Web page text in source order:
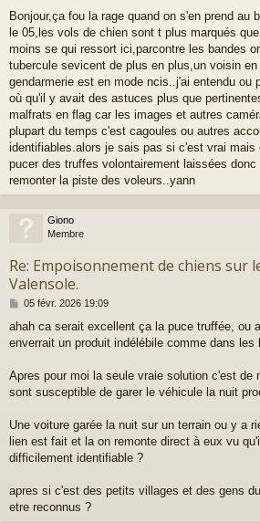
s
s
a
g
Bonjour,ça fou la rage quand on s'en prend au
le 05,les vols de chien sont t plus marqués
moins se qui ressort ici,parcontre les bandes
tubercule sevicent de plus en plus,un voisin
gendarmerie est en mode ncis..j'ai entendu ou
où qu'il y avait des astuces plus que
malfrats en flag car les images et autres
plupart du temps c'est cagoules ou autres
identifiables.alors je sais pas si c'est vrai mais
pucer des truffes volontairement laissées
remonter la piste des voleurs..yann
Giono
Membre
Re: Empoisonnement de chiens sur
Valensole.
M
s
s
05 févr. 2026 19:09
ahah ca serait excellent ça la puce truffée, ou
enverrait un produit indélébile comme dans les
Apres pour moi la seule vraie solution c'est de
sont susceptible de garer le véhicule la nuit
Une voiture garée la nuit sur un terrain ou y a
lien est fait et la on remonte direct à eux vu
difficilement identifiable ?
apres si c'est des petits villages et des gens
etre reconnus ?